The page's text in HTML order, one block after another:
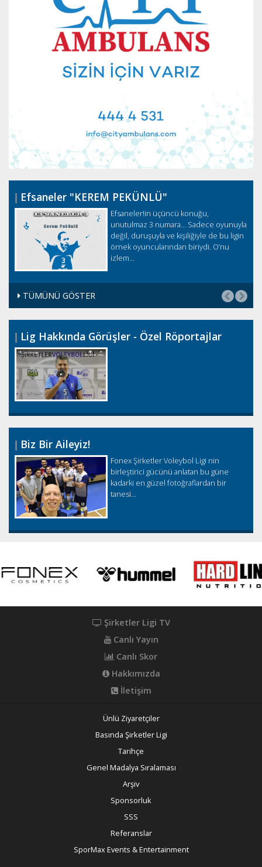
Efsaneler "KEREM PEKÜNLÜ"
Efsaneler!in üçüncü konuğu,
unutulmaz 3 numara... Sadece oyunuyla
değil, duruşuyla ve kişiliğiyle de bu ligin
örnek oyuncularından biriydi. O’nu
izlem...
TÜMÜNÜ GÖSTER
Lig Hakkında Görüşler - Özel Röportajlar
Biz Bir Aileyiz!
Fonex Şirketler Voleybol Ligi nin
birleştirici gücünü anlatan bu güne
kadarki en güzel fotoğraflardan bir
tanesi...
Şirketler Ligi TV
Canlı Yayın
Canlı Skor
Hakkımızda
İletişim
Ünlü Ziyaretçiler
Basında Şirketler Ligi
Tarihçe
Genel Madalya Sıralaması
Arşiv
Sponsorluk
SSS
Referanslar
SporMax Events & Entertainment